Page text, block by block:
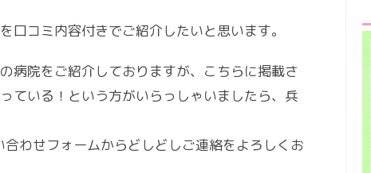
口コミ内容付きでご紹介したいと思います。
病院をご紹介しておりますが、こちらに掲載さ
ている！という方がいらっしゃいましたら、兵
合わせフォームからどしどしご連絡をよろしくお